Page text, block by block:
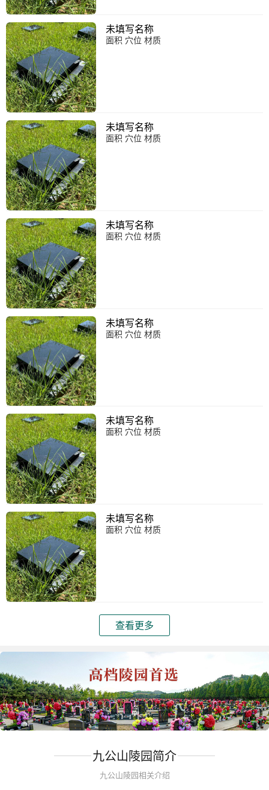
未填写名称
面积 穴位 材质
未填写名称
面积 穴位 材质
未填写名称
面积 穴位 材质
未填写名称
面积 穴位 材质
未填写名称
面积 穴位 材质
未填写名称
面积 穴位 材质
查看更多
九公山陵园简介
九公山陵园相关介绍